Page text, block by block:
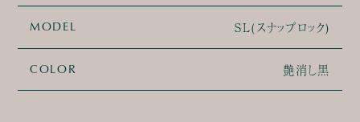
MODEL SL(スナップロック)
COLOR 艶消し黒